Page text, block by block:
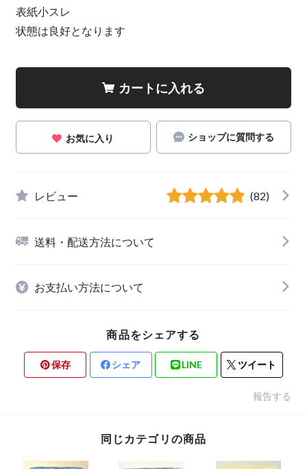
表紙小スレ
状態は良好となります
カートに入れる
お気に入り ショップに質問する
レビュー (82)
送料・配送方法について
お支払い方法について
商品をシェアする
保存 シェア LINE ツイート
報告する
同じカテゴリの商品